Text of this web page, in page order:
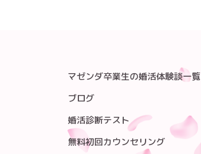
マゼンダ卒業生の婚活体験談一覧
ブログ
婚活診断テスト
無料初回カウンセリング